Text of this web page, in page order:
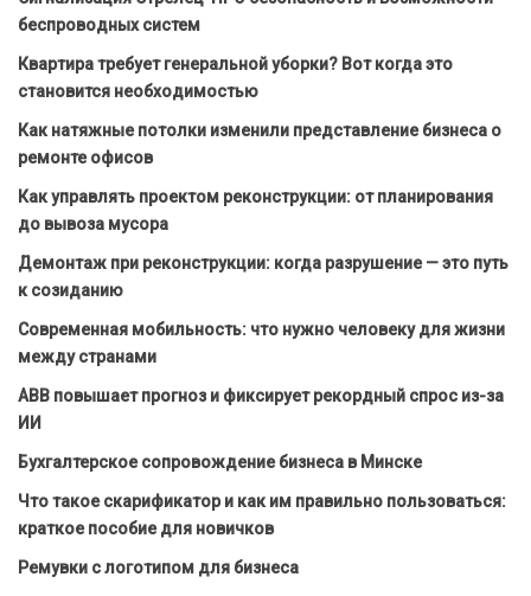
беспроводных систем
Квартира требует генеральной уборки? Вот когда это
становится необходимостью
Как натяжные потолки изменили представление бизнеса о
ремонте офисов
Как управлять проектом реконструкции: от планирования
до вывоза мусора
Демонтаж при реконструкции: когда разрушение — это путь
к созиданию
Современная мобильность: что нужно человеку для жизни
между странами
ABB повышает прогноз и фиксирует рекордный спрос из-за
ИИ
Бухгалтерское сопровождение бизнеса в Минске
Что такое скарификатор и как им правильно пользоваться:
краткое пособие для новичков
Ремувки с логотипом для бизнеса